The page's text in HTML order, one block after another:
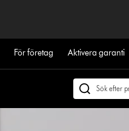
För företag Aktivera garanti
Sök